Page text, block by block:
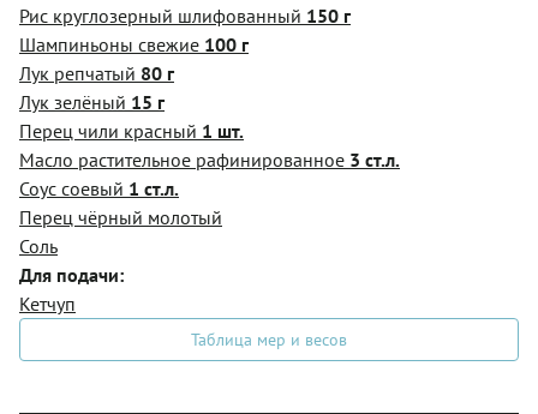
Рис круглозерный шлифованный 150 г
Шампиньоны свежие 100 г
Лук репчатый 80 г
Лук зелёный 15 г
Перец чили красный 1 шт.
Масло растительное рафинированное 3 ст.л.
Соус соевый 1 ст.л.
Перец чёрный молотый
Соль
Для подачи:
Кетчуп
Таблица мер и весов